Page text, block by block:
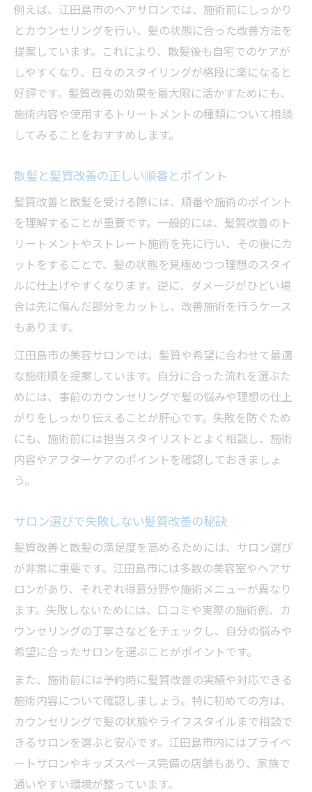
自宅でもできる髪質改善の簡単ケア法
口コミで評判の髪質改善と散髪サロン選び
髪のうねりに効く施術選びのコツ
うねり改善に適した散髪と施術の選択肢
髪質改善と縮毛矯正の違いを理解しよう
髪のダメージに配慮した散髪方法とは
人気の髪質改善施術と散髪の組み合わせ方
例えば、江田島市のヘアサロンでは、施術前にしっかり
とカウンセリングを行い、髪の状態に合った改善方法を
提案しています。これにより、散髪後も自宅でのケアが
しやすくなり、日々のスタイリングが格段に楽になると
好評です。髪質改善の効果を最大限に活かすためにも、
施術内容や使用するトリートメントの種類について相談
してみることをおすすめします。
散髪と髪質改善の正しい順番とポイント
髪質改善と散髪を受ける際には、順番や施術のポイント
を理解することが重要です。一般的には、髪質改善のト
リートメントやストレート施術を先に行い、その後にカ
ットをすることで、髪の状態を見極めつつ理想のスタイ
ルに仕上げやすくなります。逆に、ダメージがひどい場
合は先に傷んだ部分をカットし、改善施術を行うケース
もあります。
江田島市の美容サロンでは、髪質や希望に合わせて最適
な施術順を提案しています。自分に合った流れを選ぶた
めには、事前のカウンセリングで髪の悩みや理想の仕上
がりをしっかり伝えることが肝心です。失敗を防ぐため
にも、施術前には担当スタイリストとよく相談し、施術
内容やアフターケアのポイントを確認しておきましょ
う。
サロン選びで失敗しない髪質改善の秘訣
髪質改善と散髪の満足度を高めるためには、サロン選び
が非常に重要です。江田島市には多数の美容室やヘアサ
ロンがあり、それぞれ得意分野や施術メニューが異なり
ます。失敗しないためには、口コミや実際の施術例、カ
ウンセリングの丁寧さなどをチェックし、自分の悩みや
希望に合ったサロンを選ぶことがポイントです。
また、施術前には予約時に髪質改善の実績や対応できる
施術内容について確認しましょう。特に初めての方は、
カウンセリングで髪の状態やライフスタイルまで相談で
きるサロンを選ぶと安心です。江田島市内にはプライベ
ートサロンやキッズスペース完備の店舗もあり、家族で
通いやすい環境が整っています。